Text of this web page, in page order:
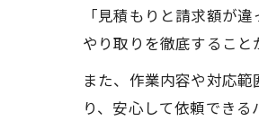
「見積もりと請求額が
やり取りを徹底すること
また、作業内容や対応
り、安心して依頼できる